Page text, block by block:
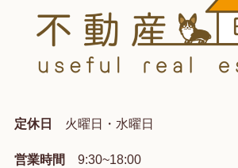
定休日 火曜日・水曜日
営業時間 9:30~18:00